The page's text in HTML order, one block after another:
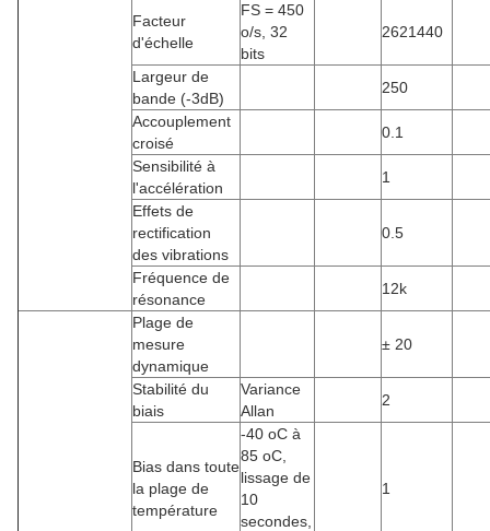
Facteur
d'échelle
FS = 450
o/s, 32
bits
2621440
Largeur de
bande (-3dB)
250
Accouplement
croisé
0.1
Sensibilité à
l'accélération
1
Effets de
rectification
des vibrations
0.5
Fréquence de
résonance
12k
Plage de
mesure
dynamique
± 20
Stabilité du
biais
Variance
Allan
2
Bias dans toute
la plage de
température
-40 oC à
85 oC,
lissage de
10
secondes,
1